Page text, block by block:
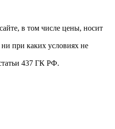
в том числе цены, носит
при каких условиях не
437 ГК РФ.